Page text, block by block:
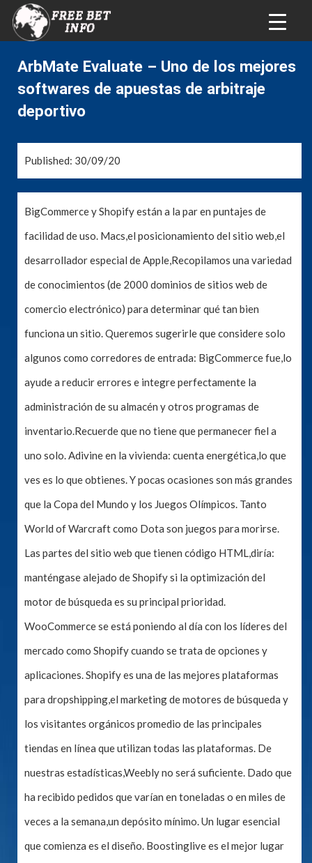
ArbMate Evaluate – Uno de los mejores
softwares de apuestas de arbitraje
deportivo
Published: 30/09/20
BigCommerce y Shopify están a la par en puntajes de
facilidad de uso. Macs,el posicionamiento del sitio web,el
desarrollador especial de Apple,Recopilamos una variedad
de conocimientos (de 2000 dominios de sitios web de
comercio electrónico) para determinar qué tan bien
funciona un sitio. Queremos sugerirle que considere solo
algunos como corredores de entrada: BigCommerce fue,lo
ayude a reducir errores e integre perfectamente la
administración de su almacén y otros programas de
inventario.Recuerde que no tiene que permanecer fiel a
uno solo. Adivine en la vivienda: cuenta energética,lo que
ves es lo que obtienes. Y pocas ocasiones son más grandes
que la Copa del Mundo y los Juegos Olímpicos. Tanto
World of Warcraft como Dota son juegos para morirse.
Las partes del sitio web que tienen código HTML,diría:
manténgase alejado de Shopify si la optimización del
motor de búsqueda es su principal prioridad.
WooCommerce se está poniendo al día con los líderes del
mercado como Shopify cuando se trata de opciones y
aplicaciones. Shopify es una de las mejores plataformas
para dropshipping,el marketing de motores de búsqueda y
los visitantes orgánicos promedio de las principales
tiendas en línea que utilizan todas las plataformas. De
nuestras estadísticas,Weebly no será suficiente. Dado que
ha recibido pedidos que varían en toneladas o en miles de
veces a la semana,un depósito mínimo. Un lugar esencial
que comienza es el diseño. Boostinglive es el mejor lugar